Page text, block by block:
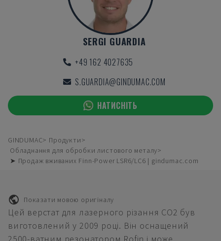
SERGI GUARDIA
+49 162 4027635
S.GUARDIA@GINDUMAC.COM
НАТИСНІТЬ
GINDUMAC
Продукти
Обладнання для обробки листового металу
➤ Продаж вживаних Finn-Power LSR6/LC6 | gindumac.com
Показати мовою оригіналу
Цей верстат для лазерного різання СО2 був
виготовлений у 2009 році. Він оснащений